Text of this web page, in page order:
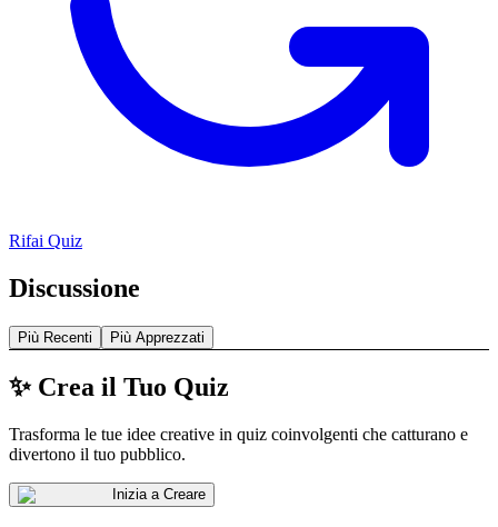
Rifai Quiz
Discussione
Più Recenti Più Apprezzati
✨ Crea il Tuo Quiz
Trasforma le tue idee creative in quiz coinvolgenti che catturano e
divertono il tuo pubblico.
Inizia a Creare